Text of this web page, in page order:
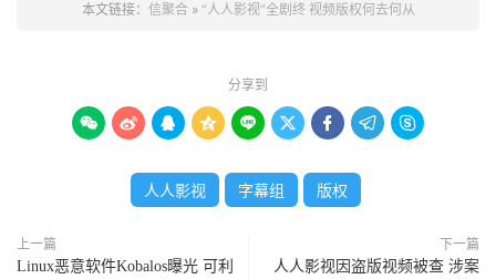
本文链接： 信聚合» “人人影视”全剧终 视频版权何去何从
分享到
        
人人影视 字幕组 版权
上一篇
Linux恶意软件Kobalos曝光 可利
下一篇
人人影视因盗版视频被查 涉案